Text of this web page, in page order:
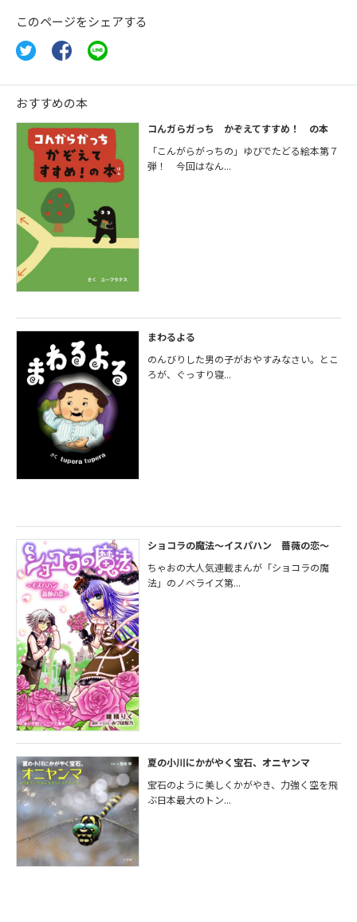
このページをシェアする
おすすめの本
コんガらガっち かぞえてすすめ！ の本
「こんがらがっちの」ゆびでたどる絵本第７
弾！ 今回はなん...
まわるよる
のんびりした男の子がおやすみなさい。とこ
ろが、ぐっすり寝...
ショコラの魔法～イスパハン 薔薇の恋～
ちゃおの大人気連載まんが「ショコラの魔
法」のノベライズ第...
夏の小川にかがやく宝石、オニヤンマ
宝石のように美しくかがやき、力強く空を飛
ぶ日本最大のトン...